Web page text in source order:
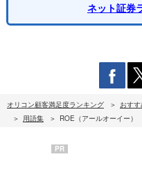
ネット証券
オリコン顧客満足度ランキング おす
用語集
ROE（アールオーイー）
PR